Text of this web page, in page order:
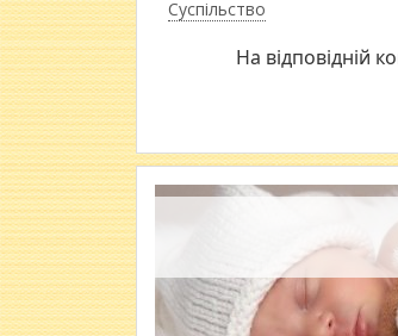
Суспільство
На відповідній